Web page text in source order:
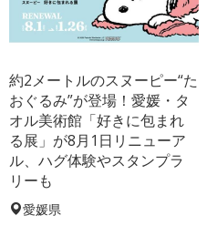
約2メートルのスヌーピー“た
おぐるみ”が登場！愛媛・タ
オル美術館「好きに包まれ
る展」が8月1日リニューア
ル、ハグ体験やスタンプラ
リーも
愛媛県